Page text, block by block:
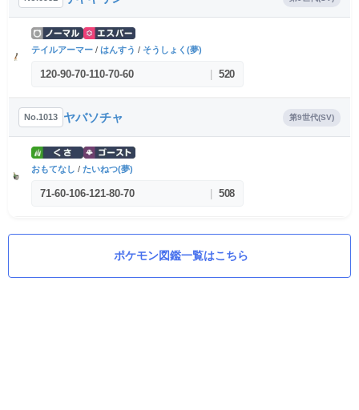
テイルアーマー / はんすう / そうしょく(夢)
120-90-70-110-70-60 520
No.1013 ヤバソチャ 第9世代(SV)
おもてなし / たいねつ(夢)
71-60-106-121-80-70 508
ポケモン図鑑一覧はこちら